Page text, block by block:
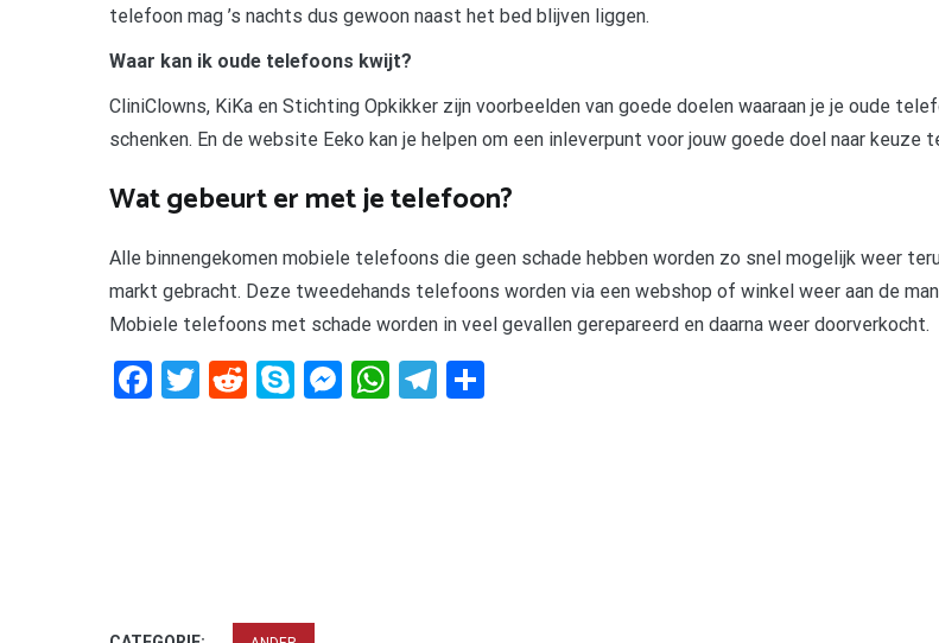
telefoon mag ’s nachts dus gewoon naast het bed blijven liggen.
Waar kan ik oude telefoons kwijt?
CliniClowns, KiKa en Stichting Opkikker zijn voorbeelden van goede doelen waaraan je je oude
schenken. En de website Eeko kan je helpen om een inleverpunt voor jouw goede doel naar keuze
Wat gebeurt er met je telefoon?
Alle binnengekomen mobiele telefoons die geen schade hebben worden zo snel mogelijk weer
markt gebracht. Deze tweedehands telefoons worden via een webshop of winkel weer aan de
Mobiele telefoons met schade worden in veel gevallen gerepareerd en daarna weer doorverkocht.
Facebook
Twitter
RedditSkypeMessenger
WhatsApp
Telegram